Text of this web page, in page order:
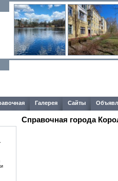
Галерея Сайты
Справочная города